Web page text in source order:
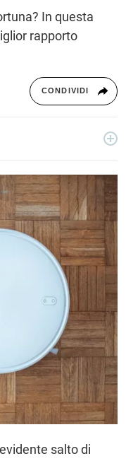
In questa
rapporto
CONDIVIDI
salto di